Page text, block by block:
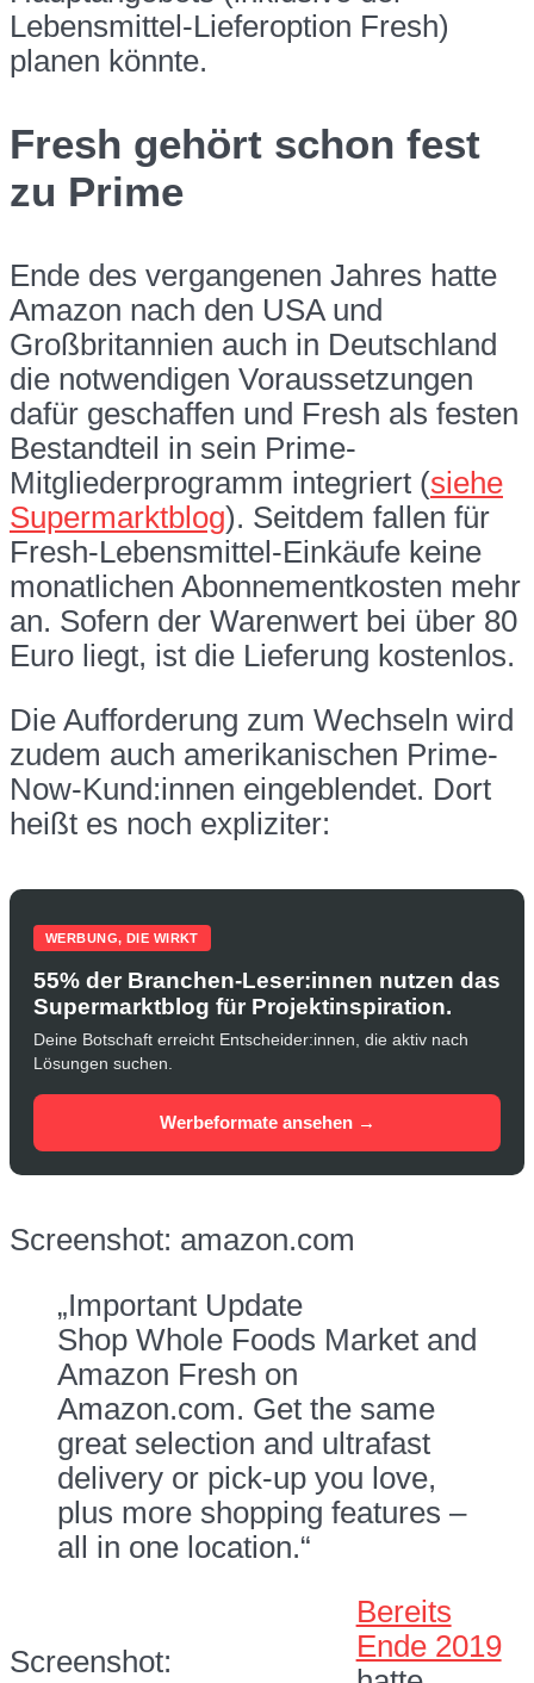
Lebensmittel-Lieferoption Fresh)
planen könnte.
Fresh gehört schon fest
zu Prime
Ende des vergangenen Jahres hatte
Amazon nach den USA und
Großbritannien auch in Deutschland
die notwendigen Voraussetzungen
dafür geschaffen und Fresh als festen
Bestandteil in sein Prime-
Mitgliederprogramm integriert (siehe
Supermarktblog). Seitdem fallen für
Fresh-Lebensmittel-Einkäufe keine
monatlichen Abonnementkosten mehr
an. Sofern der Warenwert bei über 80
Euro liegt, ist die Lieferung kostenlos.
Die Aufforderung zum Wechseln wird
zudem auch amerikanischen Prime-
Now-Kund:innen eingeblendet. Dort
heißt es noch expliziter:
WERBUNG, DIE WIRKT
55% der Branchen-Leser:innen nutzen das
Supermarktblog für Projektinspiration.
Deine Botschaft erreicht Entscheider:innen, die aktiv nach
Lösungen suchen.
Werbeformate ansehen →
Screenshot: amazon.com
„Important Update
Shop Whole Foods Market and
Amazon Fresh on
Amazon.com. Get the same
great selection and ultrafast
delivery or pick-up you love,
plus more shopping features –
all in one location.“
Screenshot:
Bereits
Ende 2019